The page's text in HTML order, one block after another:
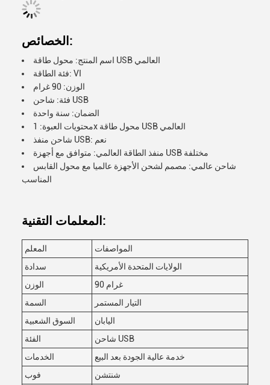
الخصائص:
اسم المنتج: محول طاقة USB العالمي
فئة الطاقة: VI
الوزن: 90 غرام
فئة: شاحن USB
الضمان: سنة واحدة
محتويات العبوة: 1x محول طاقة USB العالمي
شاحن منفذ USB: نعم
منفذ الطاقة العالمي: متوافق مع أجهزة USB مختلفة
شاحن عالمي: مصمم لشحن الأجهزة عالميا مع محول القابس
المناسب
المعلمات التقنية:
المعلم
المواصفات
سدادة
الولايات المتحدة الأمريكية
الوزن
90 غرام
السمة
التيار المستمر
السوق الشعبية
اليابان
الفئة
شاحن USB
الخدمات
خدمة عالية الجودة بعد البيع
فوب
شنتشن